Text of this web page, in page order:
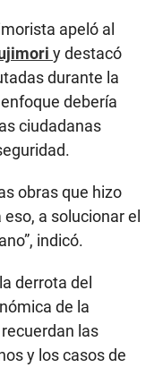
apeló al
y destacó
durante la
debería
ciudadanas
obras que hizo
a solucionar el
indicó.
derrota del
de la
las
y los casos de